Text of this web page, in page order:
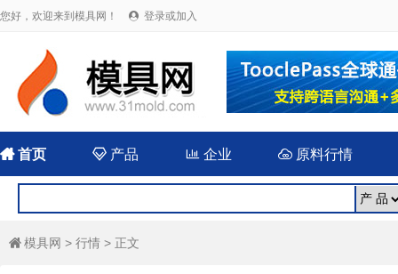
您好，欢迎来到模具网！  登录或加入
首页  产品 企业 原料行情
 模具网 > 行情 > 正文